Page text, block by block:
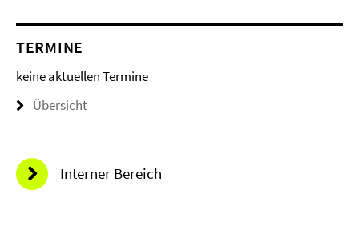
TERMINE
keine aktuellen Termine
Übersicht
Interner Bereich